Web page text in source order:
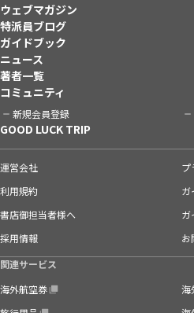
ウェブマガジン
特派員ブログ
ガイドブック
ニュース
著者一覧
コミュニティ
新規会員登録
GOOD LUCK TRIP
運営会社
プ
利用規約
ガ
書店御担当者様へ
ガ
採用情報
お
関連サービス
海外航空券
海